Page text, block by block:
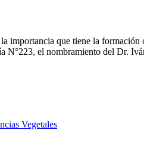
importancia que tiene la
N°223, el nombramiento del Dr.
Vegetales